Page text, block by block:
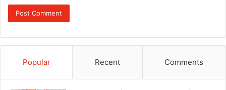
Popular Recent Comments